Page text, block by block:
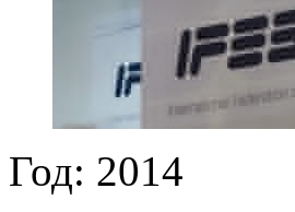
Год: 2014